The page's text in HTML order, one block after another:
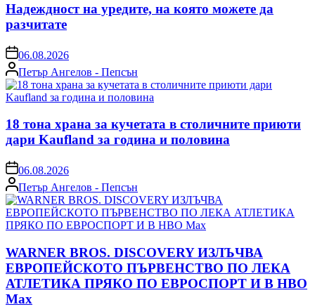
Надеждност на уредите, на която можете да
разчитате
on06.08.2026
Posted
by
Петър Ангелов - Пепсън
18 тона храна за кучетата в столичните приюти
дари Kaufland за година и половина
on06.08.2026
Posted
by
Петър Ангелов - Пепсън
WARNER BROS. DISCOVERY ИЗЛЪЧВА
ЕВРОПЕЙСКОТО ПЪРВЕНСТВО ПО ЛЕКА
АТЛЕТИКА ПРЯКО ПО ЕВРОСПОРТ И В НВО
Мах